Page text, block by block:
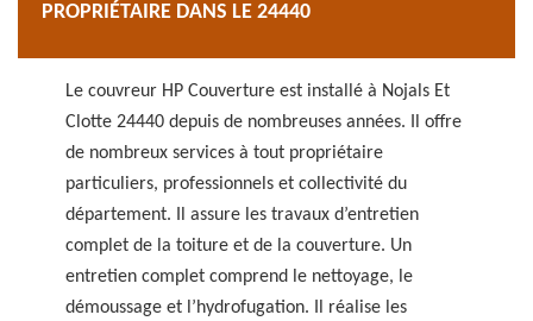
PROPRIÉTAIRE DANS LE 24440
Le couvreur HP Couverture est installé à Nojals Et
Clotte 24440 depuis de nombreuses années. Il offre
de nombreux services à tout propriétaire
particuliers, professionnels et collectivité du
département. Il assure les travaux d’entretien
complet de la toiture et de la couverture. Un
entretien complet comprend le nettoyage, le
démoussage et l’hydrofugation. Il réalise les